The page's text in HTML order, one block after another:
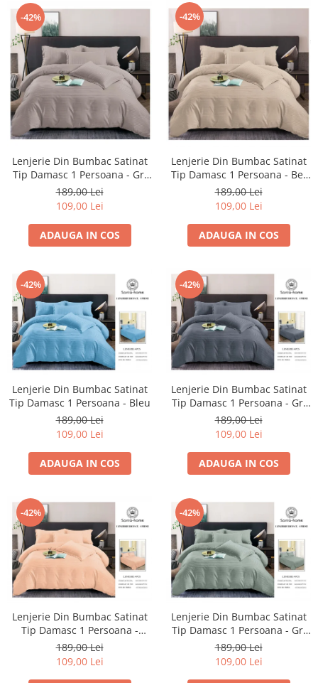
-42%
Lenjerie Din Bumbac Satinat
Tip Damasc 1 Persoana - Gri
Mov
189,00 Lei
109,00 Lei
ADAUGA IN COS
-42%
Lenjerie Din Bumbac Satinat
Tip Damasc 1 Persoana - Bej
Cacao Cu Lapte
189,00 Lei
109,00 Lei
ADAUGA IN COS
-42%
Lenjerie Din Bumbac Satinat
Tip Damasc 1 Persoana - Bleu
189,00 Lei
109,00 Lei
ADAUGA IN COS
-42%
Lenjerie Din Bumbac Satinat
Tip Damasc 1 Persoana - Gri
Petrol
189,00 Lei
109,00 Lei
ADAUGA IN COS
-42%
Lenjerie Din Bumbac Satinat
Tip Damasc 1 Persoana -
Somon
189,00 Lei
109,00 Lei
-42%
Lenjerie Din Bumbac Satinat
Tip Damasc 1 Persoana - Gri
Vernil
189,00 Lei
109,00 Lei